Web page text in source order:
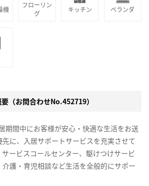
機
フローリン
グ
キッチン ベランダ
（お問合わせNo.452719）
期間中にお客様が安心・快適な生活をお送
先に、入居サポートサービスを充実させて
ービスコールセンター、駆けつけサービ
護・育児相談など生活を全般的にサポー